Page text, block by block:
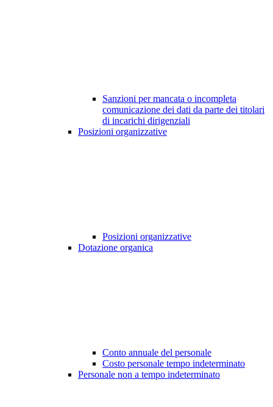
Sanzioni per mancata o incompleta
comunicazione dei dati da parte dei titolari
di incarichi dirigenziali
Posizioni organizzative
Posizioni organizzative
Dotazione organica
Conto annuale del personale
Costo personale tempo indeterminato
Personale non a tempo indeterminato